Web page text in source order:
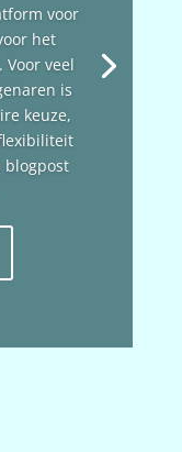
voor
het
veel
is
keuze,
blogpost